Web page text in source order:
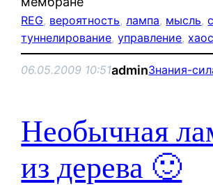
REG, вероятность, лампа, мысль,
туннелирование, управление, хаос
06.05.2009 10:51adminЗнания-
Необычная
из дерева 🙂